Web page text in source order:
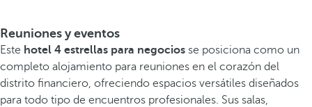
Reuniones y eventos
Este hotel 4 estrellas para negocios se posiciona como un
completo alojamiento para reuniones en el corazón del
distrito financiero, ofreciendo espacios versátiles diseñados
para todo tipo de encuentros profesionales. Sus salas,